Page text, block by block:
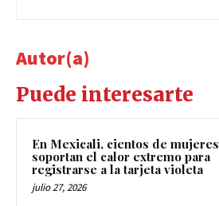
Autor(a)
Puede interesarte
En Mexicali, cientos de mujeres
soportan el calor extremo para
registrarse a la tarjeta violeta
julio 27, 2026